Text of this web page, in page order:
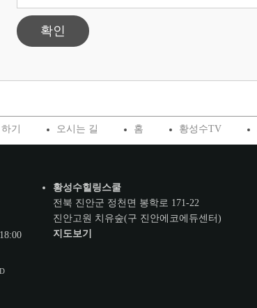
확인
기 오시는 길 홈 황성수TV
황성수힐링스쿨
전북 진안군 정천면 봉학로 171-22
진안고원 치유숲(구 진안에코에듀센터)
지도보기